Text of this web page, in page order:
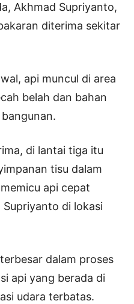
Akhmad Supriyanto,
diterima sekitar
api muncul di area
belah dan bahan
di lantai tiga itu
tisu dalam
api cepat
Supriyanto di lokasi
dalam proses
api yang berada di
udara terbatas.